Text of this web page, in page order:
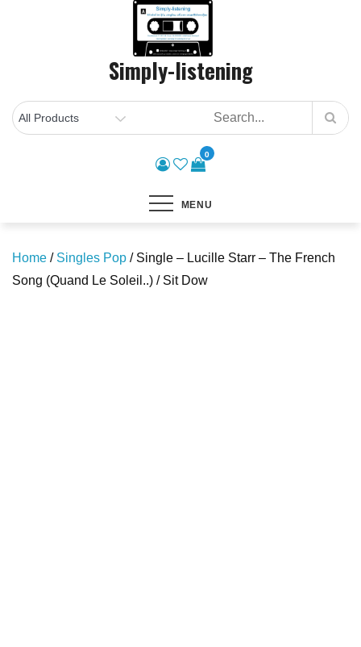
Simply-listening
0
MENU
Home / Singles Pop / Single – Lucille Starr – The French
Song (Quand Le Soleil..) / Sit Dow